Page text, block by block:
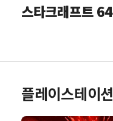
스타크래프트 64
플레이스테이션